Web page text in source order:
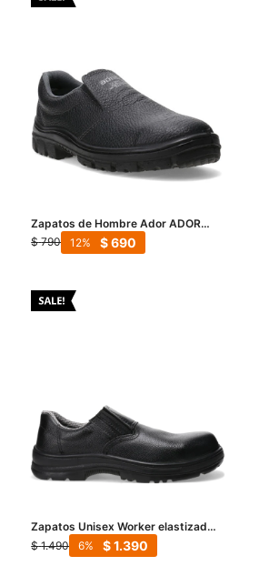
Zapatos de Hombre Ador ADOR
Con Puntera - Negro
$ 790 $690
12
Zapatos Unisex Worker elastizado
Antiestatico composite - Negro
$ 1.490 $1.390
6